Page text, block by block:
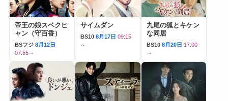
帝王の娘スベクヒ
ャン（守百香）
BSフジ 8月12日
07:55～
サイムダン
BS10 8月17日 09:15
～
九尾の狐とキケン
な同居
BS10 8月20日 17:00
～